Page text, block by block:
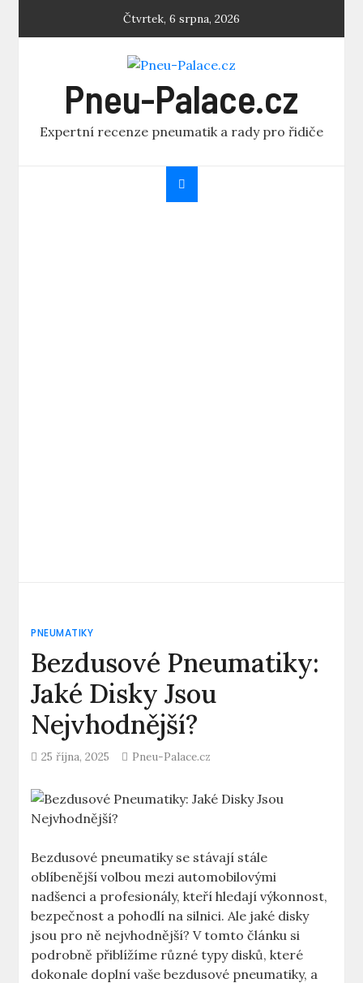
Čtvrtek, 6 srpna, 2026
Pneu-Palace.cz
Expertní recenze pneumatik a rady pro řidiče
PNEUMATIKY
Bezdusové Pneumatiky:
Jaké Disky Jsou
Nejvhodnější?
25 října, 2025 Pneu-Palace.cz
Bezdusové ‌pneumatiky se stávají ⁢stále ​
oblíbenější volbou mezi automobilovými
nadšenci a profesionály, ​kteří ​hledají výkonnost,
bezpečnost⁣ a pohodlí‌ na silnici. Ale jaké disky
jsou‌ pro ‍ně nejvhodnější? V tomto článku⁤ si
podrobně přiblížíme různé typy disků, které
dokonale doplní vaše ⁤bezdusové pneumatiky, a